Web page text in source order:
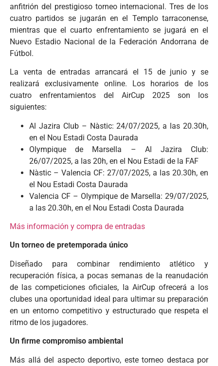
anfitrión del prestigioso torneo internacional. Tres de los
cuatro partidos se jugarán en el Templo tarraconense,
mientras que el cuarto enfrentamiento se jugará en el
Nuevo Estadio Nacional de la Federación Andorrana de
Fútbol.
La venta de entradas arrancará el 15 de junio y se
realizará exclusivamente online. Los horarios de los
cuatro enfrentamientos del AirCup 2025 son los
siguientes:
Al Jazira Club – Nàstic: 24/07/2025, a las 20.30h,
en el Nou Estadi Costa Daurada
Olympique de Marsella – Al Jazira Club:
26/07/2025, a las 20h, en el Nou Estadi de la FAF
Nàstic – Valencia CF: 27/07/2025, a las 20.30h, en
el Nou Estadi Costa Daurada
Valencia CF – Olympique de Marsella: 29/07/2025,
a las 20.30h, en el Nou Estadi Costa Daurada
Más información y compra de entradas
Un torneo de pretemporada único
Diseñado para combinar rendimiento atlético y
recuperación física, a pocas semanas de la reanudación
de las competiciones oficiales, la AirCup ofrecerá a los
clubes una oportunidad ideal para ultimar su preparación
en un entorno competitivo y estructurado que respeta el
ritmo de los jugadores.
Un firme compromiso ambiental
Más allá del aspecto deportivo, este torneo destaca por